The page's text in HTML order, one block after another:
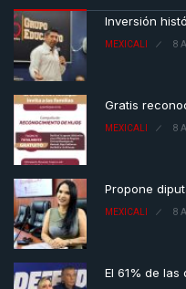
Inversión
MEXICALI 8
Gratis
MEXICALI 8
Propone
MEXICALI 8
El 61% de